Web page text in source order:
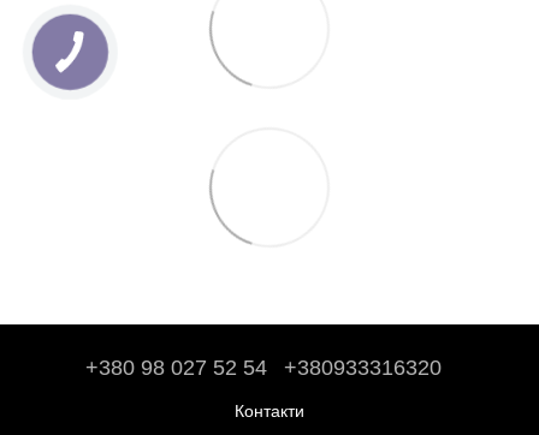
+380 98 027 52 54 +380933316320
Контакти